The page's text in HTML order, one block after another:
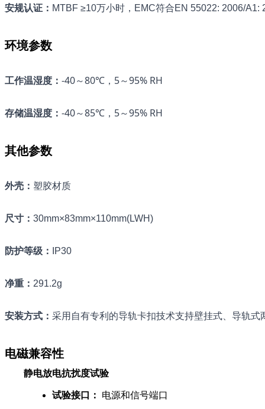
安规认证 ： MTBF ≥10万小时，EMC符合EN 55022: 2006/
环境参数
工作温湿度 ： -40～80℃，5～95% RH
存储温湿度 ： -40～85℃，5～95% RH
其他参数
外壳 ： 塑胶材质
尺寸 ： 30mm×83mm×110mm(LWH)
防护等级 ： IP30
净重 ： 291.2g
安装方式 ： 采用自有专利的导轨卡扣技术支持壁挂式、导轨式
电磁兼容性
静电放电抗扰度试验
试验接口： 电源和信号端口